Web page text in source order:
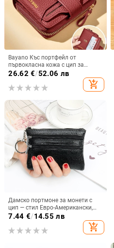
Bayano Къс портфейл от
първокласна кожа с цип за
монети, естествена кожа,
антифрод защита, подплата от
полиестер, Зима 2025
26.62 €/52.06 лв
add_shopping_cart
Дамско портмоне за монети с
цип — стил Евро-Американски,
компактно ръчно портмоне за
7.44 €/14.55 лв
add_shopping_cart